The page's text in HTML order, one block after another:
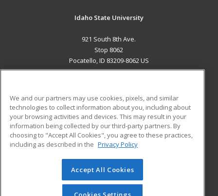
Idaho State University
921 South 8th Ave.
Stop 8062
Pocatello, ID 83209-8062 US
ADDITIONAL RESOURCES
Military
Financial Assistance
Help
Student Blog
© 2026 ed2go, a division of Cengage Learning. All rights
reserved. The material on this site cannot be reproduced or
redistributed unless you have obtained prior written
We and our partners may use cookies, pixels, and similar
technologies to collect information about you, including about
your browsing activities and devices. This may result in your
information being collected by our third-party partners. By
choosing to "Accept All Cookies", you agree to these practices,
including as described in the Privacy Policy
Accept All Cookies